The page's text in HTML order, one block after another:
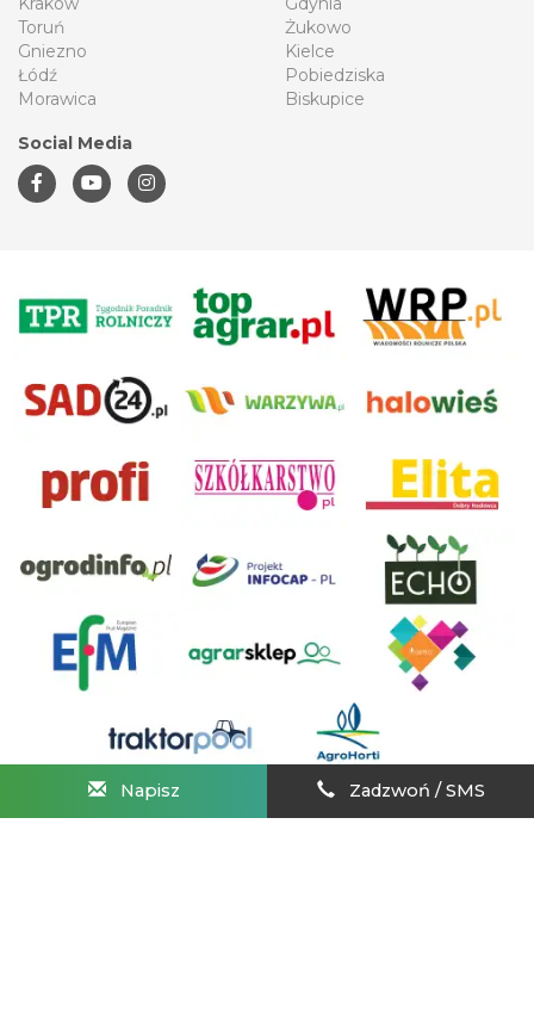
Napisz Zadzwoń / SMS
Toruń
Gniezno
Łódź
Morawica
Żukowo
Kielce
Pobiedziska
Biskupice
Social Media